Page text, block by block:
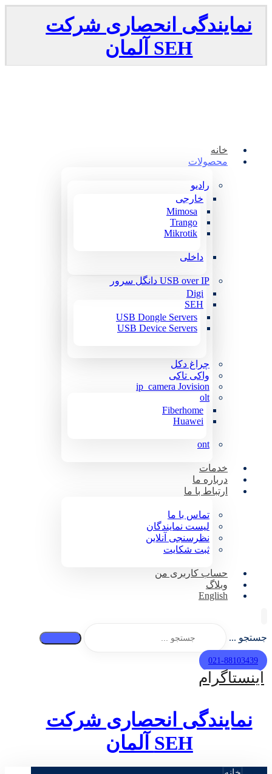
نمایندگی انحصاری شرکت
SEH آلمان
خانه
محصولات
رادیو
خارجی
Mimosa
Trango
Mikrotik
داخلی
USB over IP دانگل سرور
Digi
SEH
USB Dongle Servers
USB Device Servers
چراغ دکل
واکی تاکی
ip_camera Jovision
olt
Fiberhome
Huawei
ont
خدمات
درباره ما
ارتباط با ما
تماس با ما
لیست نمایندگان
نظرسنجی آنلاین
ثبت شکایت
حساب کاربری من
وبلاگ
English
جستجو ...
021-88103439
اینستاگرام
نمایندگی انحصاری شرکت
SEH آلمان